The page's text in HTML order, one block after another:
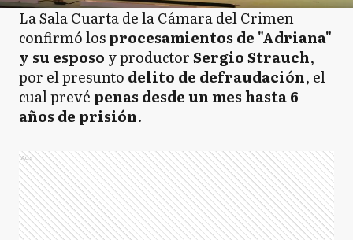
La Sala Cuarta de la Cámara del Crimen
confirmó losprocesamientos de "Adriana"
y su esposo y productorSergio Strauch,
por el presunto delito de defraudación, el
cual prevé penas desde un mes hasta 6
años de prisión.
Ads